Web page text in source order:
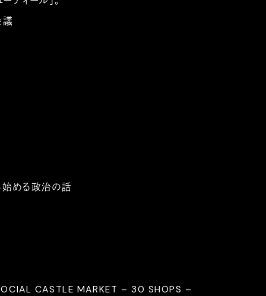
議
始める政治の話
CASTLE MARKET – 30 SHOPS –